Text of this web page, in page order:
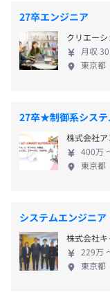
全社員参加の月例
る環境を整えてい
何かあればすぐに
◆エンジニアの開
＜組込開発＞
言語：C、C++、
雇用関係なし
・業務に関する資
・技術者各々のレ
階的なローテーシ
メンター制度の有無
年1回、所属上長
社内検定等の制度
なし
前年度の月平均所
6.2時間
前年度の有給休暇
サイトってどん
長】業種・業務
いるので、日々
きます！ 【挑戦
す！ 【社風】
職場内に堅苦し
楽しみながら成
ことはいつで
方、ぜひ当社に
27卒エンジニア
クリエー
月収
東京都
27卒★制御系システ
株式会社
400万
東京都
システムエンジニア
株式会社キ
229万
東京都